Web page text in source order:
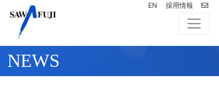
EN 採用情報
NEWS